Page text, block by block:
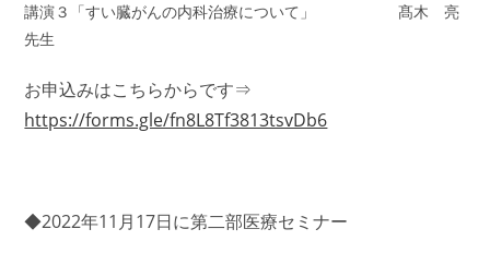
講演３「すい臓がんの内科治療について」 髙木 亮
先生
お申込みはこちらからです⇒
https://forms.gle/fn8L8Tf3813tsvDb6
◆2022年11月17日に第二部医療セミナー